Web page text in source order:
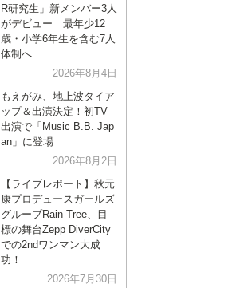
ディズニー
R研究生」新メンバー3人
がデビュー 最年少12
歳・小学6年生を含む7人
体制へ
2026年8月4日
もえがみ、地上波タイア
ップ＆出演決定！初TV
出演で「Music B.B. Jap
an」に登場
2026年8月2日
【ライブレポート】秋元
康プロデュースガールズ
グループRain Tree、目
標の舞台Zepp DiverCity
での2ndワンマン大成
功！
2026年7月30日